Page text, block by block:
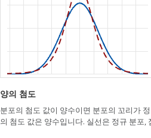
양의 첨도
분포의 첨도 값이 양수이면 분포의 꼬리가
의 첨도 값은 양수입니다. 실선은 정규 분포